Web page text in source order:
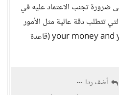
ضرورة تجنب الاعتماد عليه في
تتطلب دقة عالية مثل الأمور
المتعلقة بـ your money and your life (قاعدة
أضف ردا